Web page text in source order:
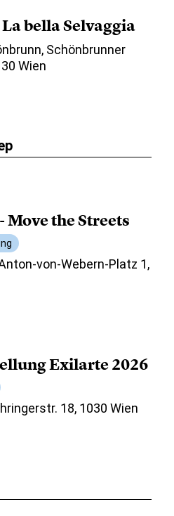
bella Selvaggia
Schönbrunner
Wien
Move the Streets
von-Webern-Platz 1,
Exilarte 2026
18, 1030 Wien